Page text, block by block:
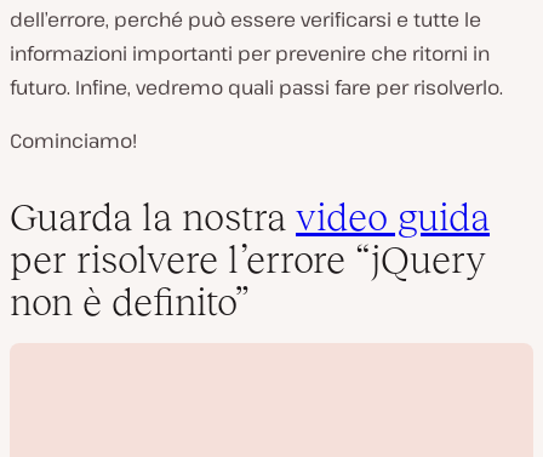
dell’errore, perché può essere verificarsi e tutte le
informazioni importanti per prevenire che ritorni in
futuro. Infine, vedremo quali passi fare per risolverlo.
Cominciamo!
Guarda la nostra video guida
per risolvere l’errore “jQuery
non è definito”